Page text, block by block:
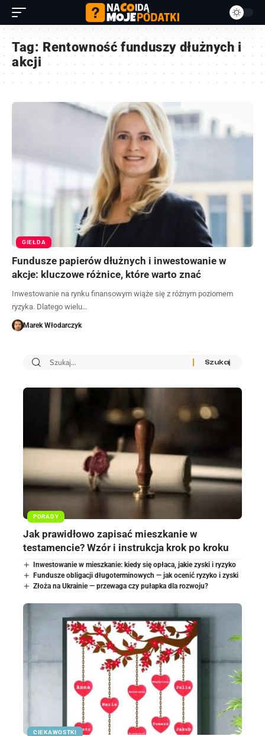
Tag: Rentowność funduszy dłużnych i
akcji
GIEŁDA
Fundusze papierów dłużnych i inwestowanie w
akcje: kluczowe różnice, które warto znać
Inwestowanie na rynku finansowym wiąże się z różnym poziomem
ryzyka. Dlatego wielu…
Marek Włodarczyk
PORADY
Jak prawidłowo zapisać mieszkanie w
testamencie? Wzór i instrukcja krok po kroku
Inwestowanie w mieszkanie: kiedy się opłaca, jakie zyski i ryzyko
Fundusze obligacji długoterminowych — jak ocenić ryzyko i zyski
Złoża na Ukrainie — przewaga czy pułapka dla rozwoju?
CIEKAWOSTKI